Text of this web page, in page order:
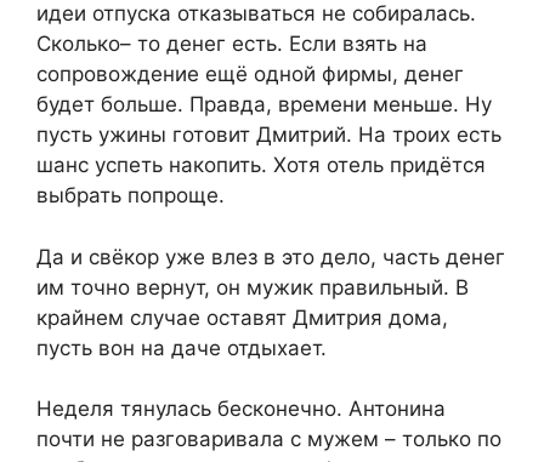
идеи отпуска отказываться не собиралась.
Сколько– то денег есть. Если взять на
сопровождение ещё одной фирмы, денег
будет больше. Правда, времени меньше. Ну
пусть ужины готовит Дмитрий. На троих есть
шанс успеть накопить. Хотя отель придётся
выбрать попроще.
Да и свёкор уже влез в это дело, часть денег
им точно вернут, он мужик правильный. В
крайнем случае оставят Дмитрия дома,
пусть вон на даче отдыхает.
Неделя тянулась бесконечно. Антонина
почти не разговаривала с мужем – только по